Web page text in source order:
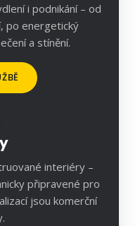
i podnikání – od
po energetický
a stínění.
interiéry –
připravené pro
jsou komerční